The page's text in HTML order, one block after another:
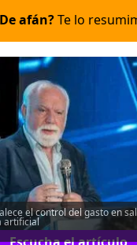
afán?Te lo
el control del gasto en
artificial